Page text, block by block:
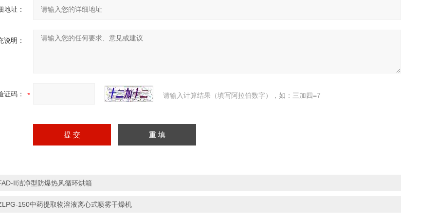
地址：
说明：
证码： 请输入计算结果（填写阿拉伯数字），如：三加四=7
II洁净型防爆热风循环烘箱
150中药提取物溶液离心式喷雾干燥机